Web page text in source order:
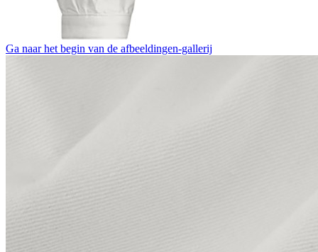
Ga naar het begin van de afbeeldingen-gallerij